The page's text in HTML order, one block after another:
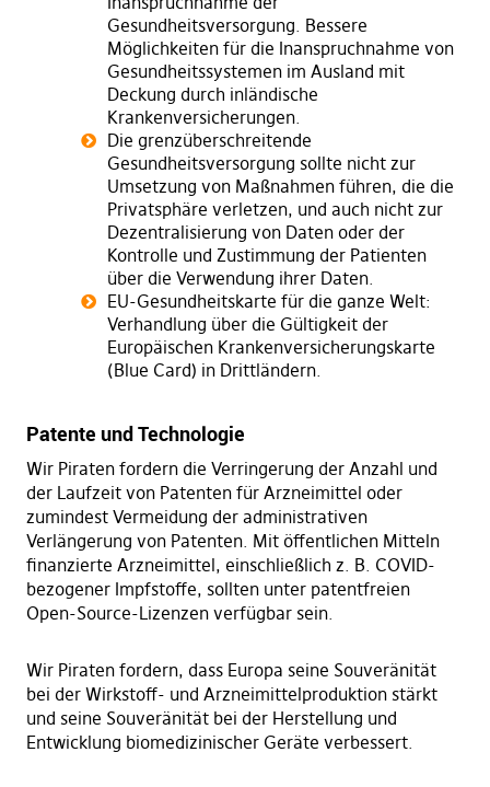
Gesundheitsversorgung. Bessere
Möglichkeiten für die Inanspruchnahme von
Gesundheitssystemen im Ausland mit
Deckung durch inländische
Krankenversicherungen.
Die grenzüberschreitende
Gesundheitsversorgung sollte nicht zur
Umsetzung von Maßnahmen führen, die die
Privatsphäre verletzen, und auch nicht zur
Dezentralisierung von Daten oder der
Kontrolle und Zustimmung der Patienten
über die Verwendung ihrer Daten.
EU-Gesundheitskarte für die ganze Welt:
Verhandlung über die Gültigkeit der
Europäischen Krankenversicherungskarte
(Blue Card) in Drittländern.
Patente und Technologie
Wir Piraten fordern die Verringerung der Anzahl und
der Laufzeit von Patenten für Arzneimittel oder
zumindest Vermeidung der administrativen
Verlängerung von Patenten. Mit öffentlichen Mitteln
finanzierte Arzneimittel, einschließlich z. B. COVID-
bezogener Impfstoffe, sollten unter patentfreien
Open-Source-Lizenzen verfügbar sein.
Wir Piraten fordern, dass Europa seine Souveränität
bei der Wirkstoff- und Arzneimittelproduktion stärkt
und seine Souveränität bei der Herstellung und
Entwicklung biomedizinischer Geräte verbessert.